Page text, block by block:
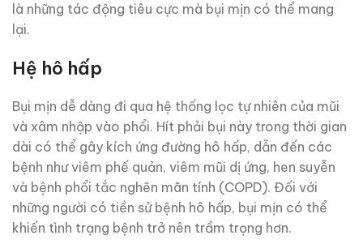
là những tác động tiêu cực mà bụi mịn có thể mang
lại.
Hệ hô hấp
Bụi mịn dễ dàng đi qua hệ thống lọc tự nhiên của mũi
và xâm nhập vào phổi. Hít phải bụi này trong thời gian
dài có thể gây kích ứng đường hô hấp, dẫn đến các
bệnh như viêm phế quản, viêm mũi dị ứng, hen suyễn
và bệnh phổi tắc nghẽn mãn tính (COPD). Đối với
những người có tiền sử bệnh hô hấp, bụi mịn có thể
khiến tình trạng bệnh trở nên trầm trọng hơn.